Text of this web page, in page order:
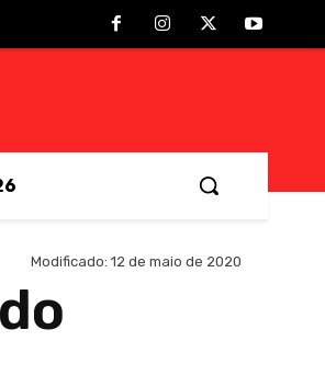
Modificado: 12 de maio de 2020